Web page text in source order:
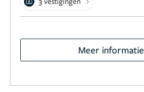
Meer informatie